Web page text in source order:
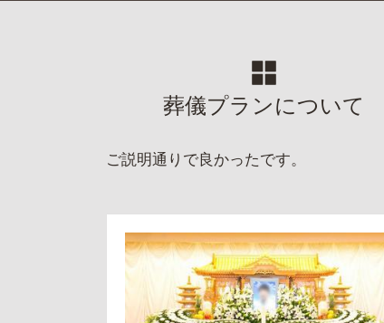
葬儀プランについて
ご説明通りで良かったです。